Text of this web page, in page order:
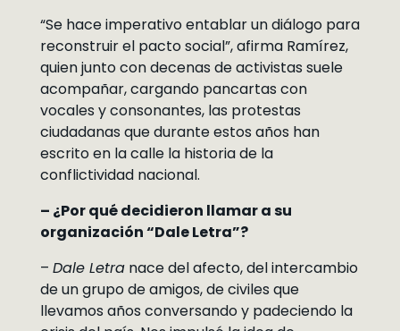
“Se hace imperativo entablar un diálogo para
reconstruir el pacto social”, afirma Ramírez,
quien junto con decenas de activistas suele
acompañar, cargando pancartas con
vocales y consonantes, las protestas
ciudadanas que durante estos años han
escrito en la calle la historia de la
conflictividad nacional.
– ¿Por qué decidieron llamar a su
organización “Dale Letra”?
– Dale Letranace del afecto, del intercambio
de un grupo de amigos, de civiles que
llevamos años conversando y padeciendo la